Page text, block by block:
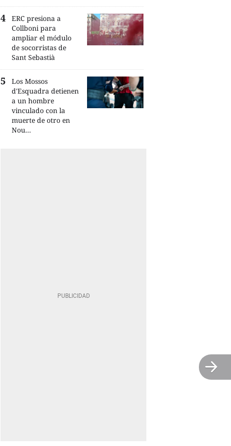
ERC presiona a
Collboni para
ampliar el módulo
de socorristas de
Sant Sebastià
Los Mossos
d'Esquadra detienen
a un hombre
vinculado con la
muerte de otro en
Nou...